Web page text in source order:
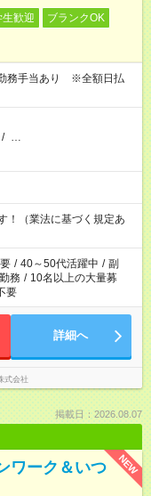
生歓迎
ブランクOK
務手当あり ※全額日払
/ …
！（業法に基づく規定あ
/ 40～50代活躍中 / 副
務 / 10名以上の大量募
要
詳細へ
式会社
掲載日：2026.08.07
NEW
ワーク＆いつ